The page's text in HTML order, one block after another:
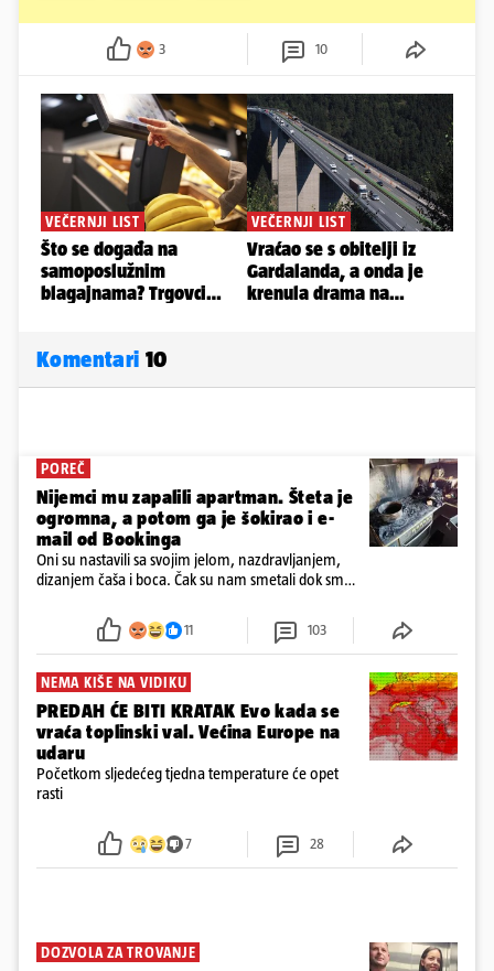
3 10
Komentari 10
POREČ
Nijemci mu zapalili apartman. Šteta je
ogromna, a potom ga je šokirao i e-
mail od Bookinga
Oni su nastavili sa svojim jelom, nazdravljanjem,
dizanjem čaša i boca. Čak su nam smetali dok smo
požar, rekao je vlasnik
11 103
NEMA KIŠE NA VIDIKU
PREDAH ĆE BITI KRATAK Evo kada se
vraća toplinski val. Većina Europe na
udaru
Početkom sljedećeg tjedna temperature će opet
rasti
7 28
DOZVOLA ZA TROVANJE